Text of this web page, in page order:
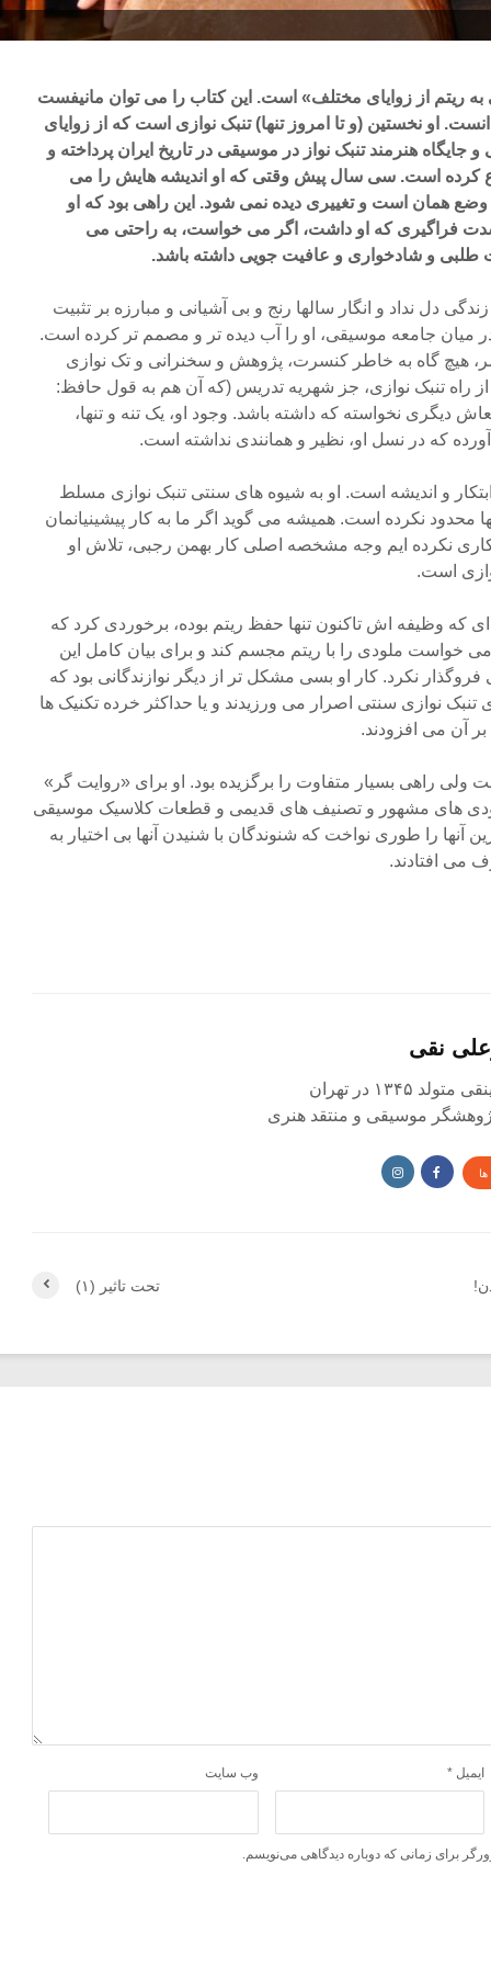
ریتم از زوایای مختلف» است. این کتاب را می توان مانیفست
او نخستین (و تا امروز تنها) تنبک نوازی است که از زوایای
جایگاه هنرمند تنبک نواز در موسیقی در تاریخ ایران پرداخته و
کرده است. سی سال پیش وقتی که او اندیشه هایش را می
وضع همان است و تغییری دیده نمی شود. این راهی بود که او
شدت فراگیری که او داشت، اگر می خواست، به راحتی می
طلبی و شادخواری و عافیت جویی داشته باشد.
دل نداد و انگار سالها رنج و بی آشیانی و مبارزه بر تثبیت
در میان جامعه موسیقی، او را آب دیده تر و مصمم تر کرده است.
مستمر، هیچ گاه به خاطر کنسرت، پژوهش و سخنرانی و تک نوازی
راه تنبک نوازی، جز شهریه تدریس (که آن هم به قول حافظ:
نخواسته که داشته باشد. وجود او، یک تنه و تنها،
آورده که در نسل او، نظیر و همانندی نداشته است.
و اندیشه است. او به شیوه های سنتی تنبک نوازی مسلط
محدود نکرده است. همیشه می گوید اگر ما به کار پیشینیانمان
نکرده ایم وجه مشخصه اصلی کار بهمن رجبی، تلاش او
است.
ای که وظیفه اش تاکنون تنها حفظ ریتم بوده، برخوردی کرد که
خواست ملودی را با ریتم مجسم کند و برای بیان کامل این
نکرد. کار او بسی مشکل تر از دیگر نوازندگانی بود که
نوازی سنتی اصرار می ورزیدند و یا حداکثر خرده تکنیک ها
آن می افزودند.
ولی راهی بسیار متفاوت را برگزیده بود. او برای «روایت گر»
ملودی های مشهور و تصنیف های قدیمی و قطعات کلاسیک موسیقی
آنها را طوری نواخت که شنوندگان با شنیدن آنها بی اختیار به
می افتادند.
نقی
۱۳۴۵ در تهران
پژوهشگر موسیقی و منتقد هنری
تحت تاثیر (۱)
ایمیل * وب‌ سایت
برای زمانی که دوباره دیدگاهی می‌نویسم.